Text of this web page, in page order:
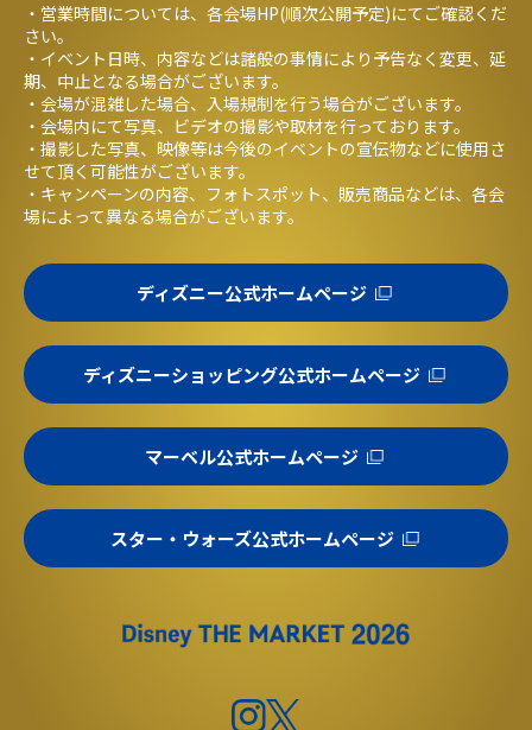
・営業時間については、各会場HP(順次公開予定)にてご確認くだ
さい。
・イベント日時、内容などは諸般の事情により予告なく変更、延
期、中止となる場合がございます。
・会場が混雑した場合、入場規制を行う場合がございます。
・会場内にて写真、ビデオの撮影や取材を行っております。
・撮影した写真、映像等は今後のイベントの宣伝物などに使用さ
せて頂く可能性がございます。
・キャンペーンの内容、フォトスポット、販売商品などは、各会
場によって異なる場合がございます。
ディズニー公式ホームページ
ディズニーショッピング公式ホームページ
マーベル公式ホームページ
スター・ウォーズ公式ホームページ